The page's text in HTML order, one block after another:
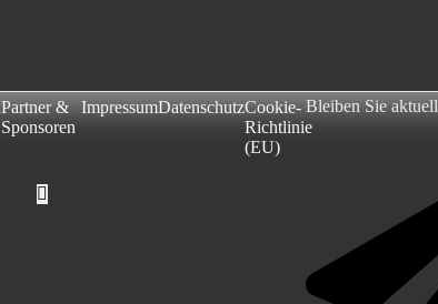
Partner &
Sponsoren
ImpressumDatenschutzCookie-
Richtlinie
(EU)
Hamburger Toggle Menu
Bleiben Sie